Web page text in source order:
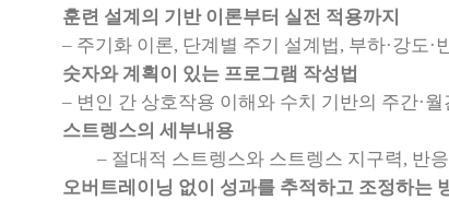
훈련 설계의 기반 이론부터 실전 적용까지
– 주기화 이론, 단계별 주기 설계법, 부하·강도·
숫자와 계획이 있는 프로그램 작성법
– 변인 간 상호작용 이해와 수치 기반의 주간·월
스트렝스의 세부내용
– 절대적 스트렝스와 스트렝스 지구력, 반
오버트레이닝 없이 성과를 추적하고 조정하는